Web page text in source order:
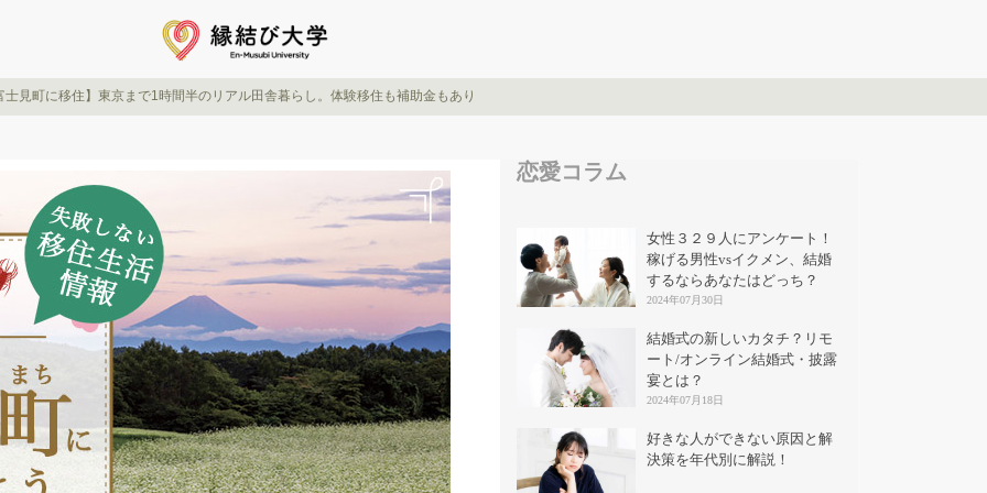
士見町に移住】東京まで1時間半のリアル田舎暮らし。体験移住も補助金もあり
恋愛コラム
女性３２９人にアンケート！
稼げる男性vsイクメン、結婚
するならあなたはどっち？
2024年07月30日
結婚式の新しいカタチ？リモ
ート/オンライン結婚式・披露
宴とは？
2024年07月18日
好きな人ができない原因と解
決策を年代別に解説！